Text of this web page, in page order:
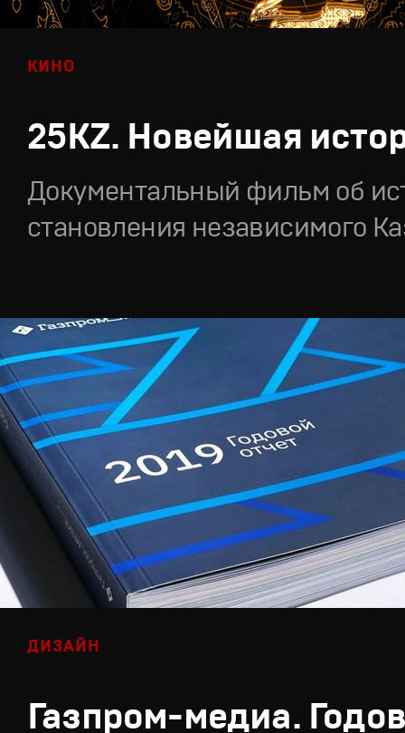
КИНО
25KZ. Новейшая
Документальный фильм об
становления независимого
ДИЗАЙН
Газпром-медиа.